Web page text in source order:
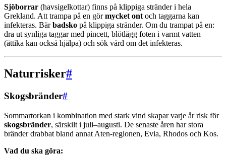
Sjöborrar (havsigelkottar) finns på klippiga stränder i hela
Grekland. Att trampa på en görmycket ont och taggarna kan
infekteras. Bärbadsko på klippiga stränder. Om du trampat på en:
dra ut synliga taggar med pincett, blötlägg foten i varmt vatten
(ättika kan också hjälpa) och sök vård om det infekteras.
Naturrisker#
Skogsbränder#
Sommartorkan i kombination med stark vind skapar varje år risk för
skogsbränder, särskilt i juli–augusti. De senaste åren har stora
bränder drabbat bland annat Aten-regionen, Evia, Rhodos och Kos.
Vad du ska göra: